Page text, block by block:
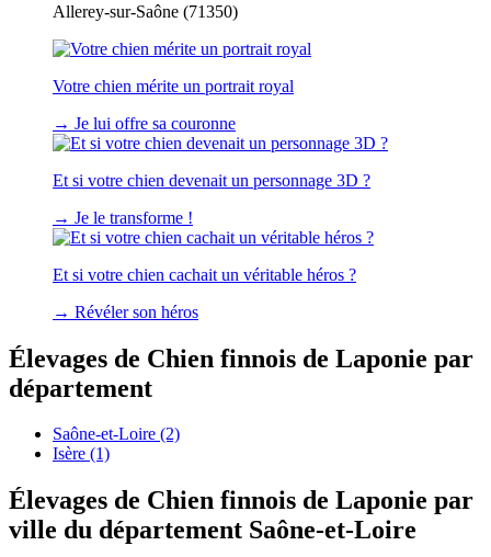
Allerey-sur-Saône (71350)
Votre chien mérite un portrait royal
→ Je lui offre sa couronne
Et si votre chien devenait un personnage 3D ?
→ Je le transforme !
Et si votre chien cachait un véritable héros ?
→ Révéler son héros
Élevages de Chien finnois de Laponie par
département
Saône-et-Loire (2)
Isère (1)
Élevages de Chien finnois de Laponie par
ville du département Saône-et-Loire